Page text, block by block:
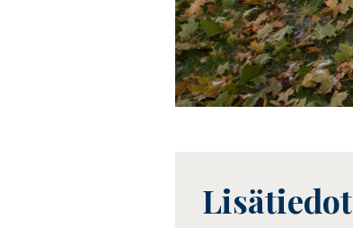
Tietolaatikko
Lisätiedot